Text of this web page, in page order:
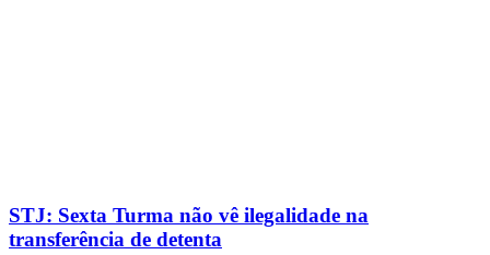
STJ: Sexta Turma não vê ilegalidade na
transferência de detenta